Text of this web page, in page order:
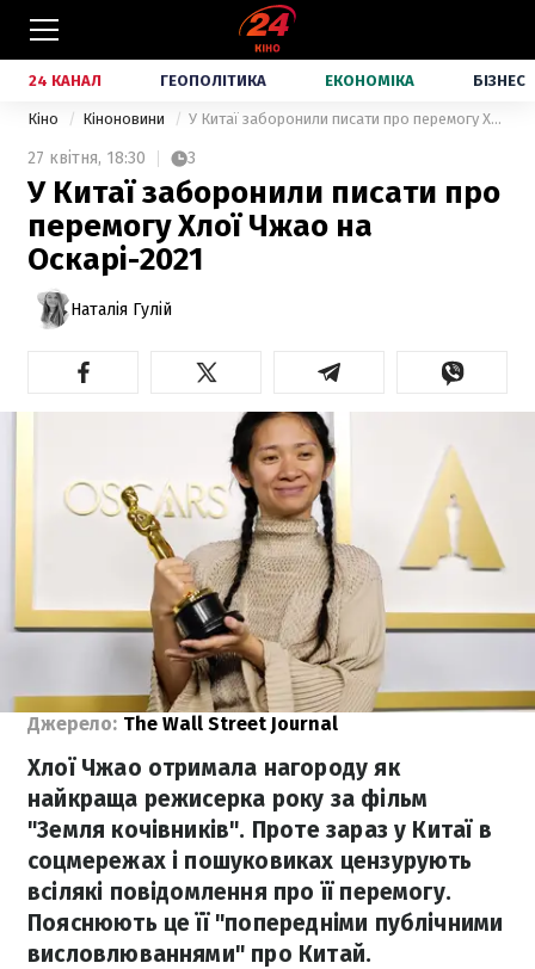
24 КАНАЛ ГЕОПОЛІТИКА ЕКОНОМІКА БІЗНЕС
Кіно Кіноновини У Китаї заборонили писати про перемогу Хлої Чжао на Оскарі-2021
27 квітня, 18:30 3
У Китаї заборонили писати про
перемогу Хлої Чжао на
Оскарі-2021
Наталія Гулій
Джерело: The Wall Street Journal
Хлої Чжао отримала нагороду як
найкраща режисерка року за фільм
"Земля кочівників". Проте зараз у Китаї в
соцмережах і пошуковиках цензурують
всілякі повідомлення про її перемогу.
Пояснюють це її "попередніми публічними
висловлюваннями" про Китай.